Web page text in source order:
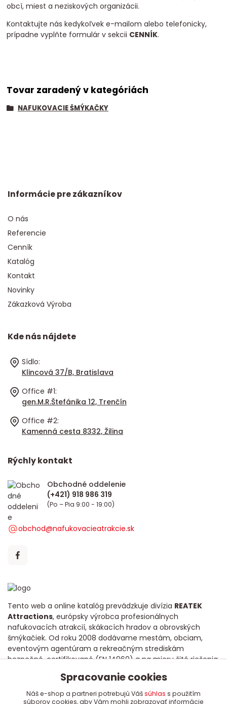
obcí, miest a neziskových organizácii.
Kontaktujte nás kedykoľvek e-mailom alebo telefonicky,
prípadne vyplňte formulár v sekcii CENNÍK.
Tovar zaradený v kategóriách
NAFUKOVACIE ŠMÝKAČKY
Informácie pre zákazníkov
O nás
Referencie
Cenník
Katalóg
Kontakt
Novinky
Zákazková Výroba
Kde nás nájdete
Sídlo:
Klincová 37/B, Bratislava
Office #1:
gen.M.R.Štefánika 12, Trenčín
Office #2:
Kamenná cesta 8332, Žilina
Tento web a online katalóg prevádzkuje divízia REATEK
Attractions, európsky výrobca profesionálnych
nafukovacích atrakcií, skákacích hradov a obrovských
šmýkačiek. Od roku 2008 dodávame mestám, obciam,
eventovým agentúram a rekreačným strediskám
bezpečné, certifikované (EN 14960) a na mieru šité riešenia
s dôrazom na dlhú životnosť a poctivú kvalitu.
Rýchly kontakt
Obchodné oddelenie
(Po – Pia 9:00 - 19:00)
obchod@nafukovacieatrakcie.sk
Spracovanie cookies
Náš e-shop a partneri potrebujú Vášsúhlas s použitím
súborov cookies, aby Vám mohli zobrazovať informácie